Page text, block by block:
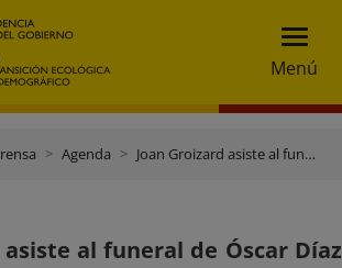
Menú
Agenda Joan Groizard asiste al funeral de Óscar Díaz Rodríguez
asiste al funeral de Óscar Díaz